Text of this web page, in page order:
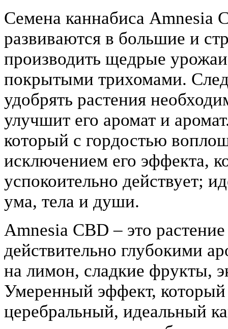
Семена каннабиса Amnesia
развиваются в большие и
производить щедрые
покрытыми трихомами.
удобрять растения
улучшит его аромат и
который с гордостью
исключением его эффекта,
успокоительно действует;
ума, тела и души.
Amnesia CBD – это
действительно глубокими
на лимон, сладкие фрукты,
Умеренный эффект, который
церебральный, идеальный